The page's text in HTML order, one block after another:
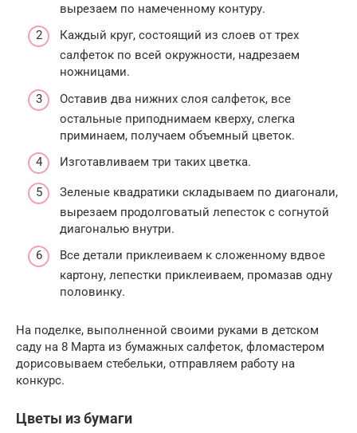
вырезаем по намеченному контуру.
Каждый круг, состоящий из слоев от трех
салфеток по всей окружности, надрезаем
ножницами.
Оставив два нижних слоя салфеток, все
остальные приподнимаем кверху, слегка
приминаем, получаем объемный цветок.
Изготавливаем три таких цветка.
Зеленые квадратики складываем по диагонали,
вырезаем продолговатый лепесток с согнутой
диагональю внутри.
Все детали приклеиваем к сложенному вдвое
картону, лепестки приклеиваем, промазав одну
половинку.
На поделке, выполненной своими руками в детском
саду на 8 Марта из бумажных салфеток, фломастером
дорисовываем стебельки, отправляем работу на
конкурс.
Цветы из бумаги